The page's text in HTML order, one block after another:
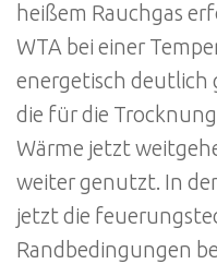
heißem Rauchgas
WTA bei einer
energetisch deutlich
die für die
Wärme jetzt
weiter genutzt. In
jetzt die
Randbedingungen